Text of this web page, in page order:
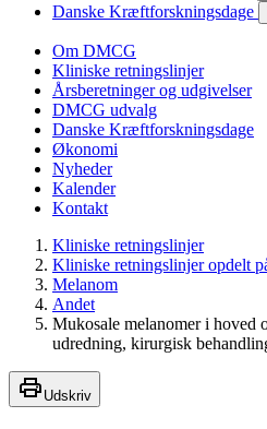
Danske Kræftforskningsdage
Om DMCG
Kliniske retningslinjer
Årsberetninger og udgivelser
DMCG udvalg
Danske Kræftforskningsdage
Økonomi
Nyheder
Kalender
Kontakt
Kliniske retningslinjer
Kliniske retningslinjer opdelt
Melanom
Andet
Mukosale melanomer i hoved
udredning, kirurgisk
Udskriv